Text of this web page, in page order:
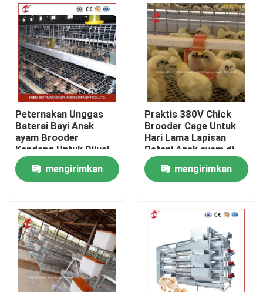
Kontak
Produk
Sistem Kandang Baterai Unggas
Sistem Sangkar Baterai Lapisan
Sistem Kandang Peternakan Unggas
Kandang Lapisan Unggas
Kandang Baterai Ayam Dijual
Kandang ayam ayam pedaging
Peternakan Unggas
Baterai Bayi Anak
ayam Brooder
Kandang Untuk Dijual
Ada
mengirimkan
Praktis 380V Chick
Brooder Cage Untuk
Hari Lama Lapisan
Petani Anak ayam di
Afrika Farm Iris
mengirimkan